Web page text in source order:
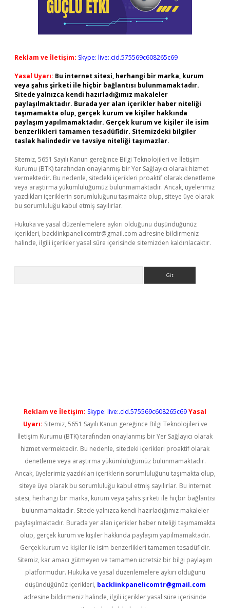
Reklam ve İletişim: Skype: live:.cid.575569c608265c69
Yasal Uyarı: Bu internet sitesi, herhangi bir marka, kurum
veya şahıs şirketi ile hiçbir bağlantısı bulunmamaktadır.
Sitede yalnızca kendi hazırladığımız makaleler
paylaşılmaktadır. Burada yer alan içerikler haber niteliği
taşımamakta olup, gerçek kurum ve kişiler hakkında
paylaşım yapılmamaktadır. Gerçek kurum ve kişiler ile isim
benzerlikleri tamamen tesadüfidir. Sitemizdeki bilgiler
taslak halindedir ve tavsiye niteliği taşımazlar.
Sitemiz, 5651 Sayılı Kanun gereğince Bilgi Teknolojileri ve İletişim
Kurumu (BTK) tarafından onaylanmış bir Yer Sağlayıcı olarak hizmet
vermektedir. Bu nedenle, sitedeki içerikleri proaktif olarak denetleme
veya araştırma yükümlülüğümüz bulunmamaktadır. Ancak, üyelerimiz
yazdıkları içeriklerin sorumluluğunu taşımakta olup, siteye üye olarak
bu sorumluluğu kabul etmiş sayılırlar.
Hukuka ve yasal düzenlemelere aykırı olduğunu düşündüğünüz
içerikleri, backlinkpanelicomtr@gmail.com adresine bildirmeniz
halinde, ilgili içerikler yasal süre içerisinde sitemizden kaldırılacaktır.
Reklam ve İletişim: Skype: live:.cid.575569c608265c69Yasal
Uyarı: Sitemiz, 5651 Sayılı Kanun gereğince Bilgi Teknolojileri ve
İletişim Kurumu (BTK) tarafından onaylanmış bir Yer Sağlayıcı olarak
hizmet vermektedir. Bu nedenle, sitedeki içerikleri proaktif olarak
denetleme veya araştırma yükümlülüğümüz bulunmamaktadır.
Ancak, üyelerimiz yazdıkları içeriklerin sorumluluğunu taşımakta olup,
siteye üye olarak bu sorumluluğu kabul etmiş sayılırlar. Bu internet
sitesi, herhangi bir marka, kurum veya şahıs şirketi ile hiçbir bağlantısı
bulunmamaktadır. Sitede yalnızca kendi hazırladığımız makaleler
paylaşılmaktadır. Burada yer alan içerikler haber niteliği taşımamakta
olup, gerçek kurum ve kişiler hakkında paylaşım yapılmamaktadır.
Gerçek kurum ve kişiler ile isim benzerlikleri tamamen tesadüfidir.
Sitemiz, kar amacı gütmeyen ve tamamen ücretsiz bir bilgi paylaşım
platformudur. Hukuka ve yasal düzenlemelere aykırı olduğunu
düşündüğünüz içerikleri, backlinkpanelicomtr@gmail.com
adresine bildirmeniz halinde, ilgili içerikler yasal süre içerisinde